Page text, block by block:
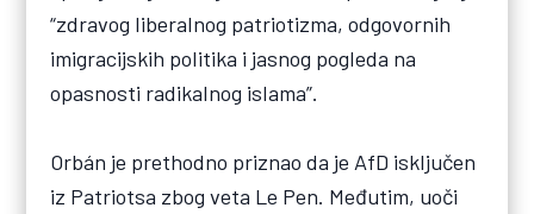
“zdravog liberalnog patriotizma, odgovornih
imigracijskih politika i jasnog pogleda na
opasnosti radikalnog islama”.
Orbán je prethodno priznao da je AfD isključen
iz Patriotsa zbog veta Le Pen. Međutim, uoči